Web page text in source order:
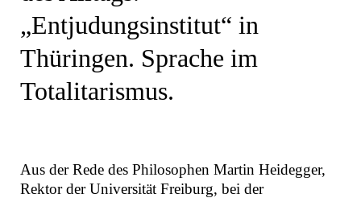
„Entjudungsinstitut“ in
Thüringen. Sprache im
Totalitarismus.
Aus der Rede des Philosophen Martin Heidegger,
Rektor der Universität Freiburg, bei der